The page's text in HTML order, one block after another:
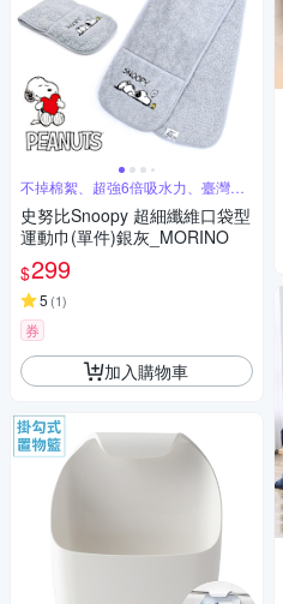
不掉棉絮、超強6倍吸水力、臺灣製
造
史努比Snoopy 超細纖維口袋型
運動巾(單件)銀灰_MORINO
$299
5 (1)
券
加入購物車